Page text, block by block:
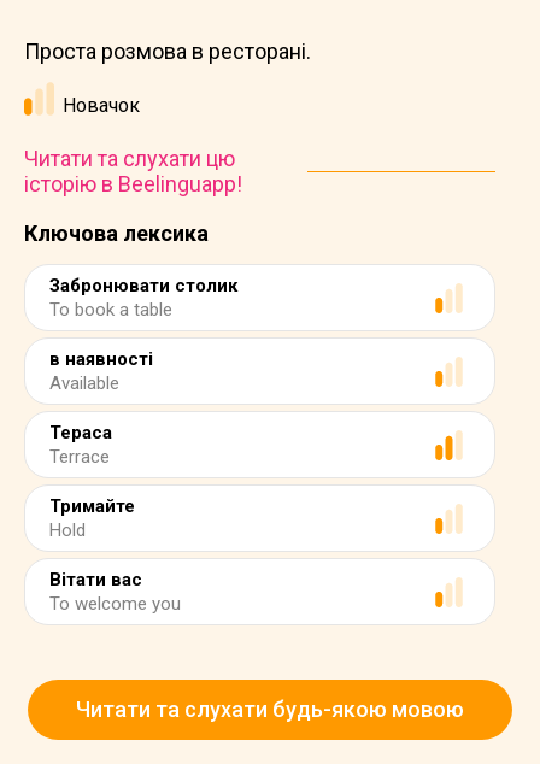
Ключова лексика
Забронювати столик
To book a table
в наявності
Available
Тераса
Terrace
Тримайте
Hold
Вітати вас
To welcome you
Проста розмова в ресторані.
Новачок
Читати та слухати цю
історію в Beelinguapp!
Читати та слухати будь-якою мовою